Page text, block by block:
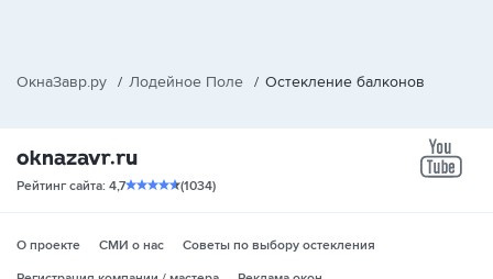
ОкнаЗавр.ру / Лодейное Поле / Остекление балконов
Рейтинг сайта: 4,7 (1034)
О проекте СМИ о нас
Советы по выбору остекления